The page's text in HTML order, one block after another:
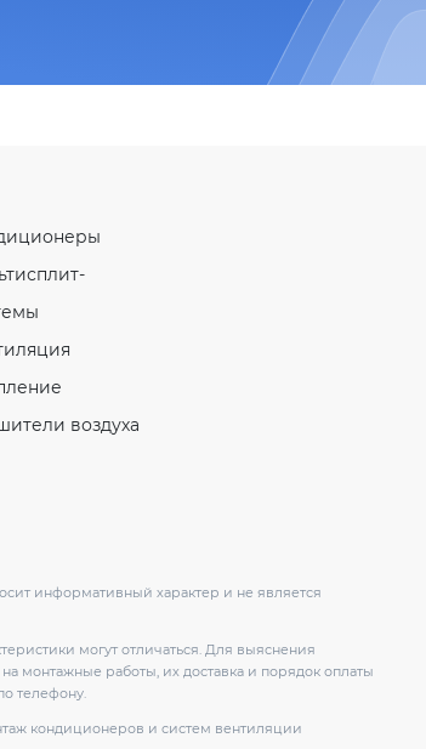
воздуха
информативный характер и не является
могут отличаться. Для выяснения
монтажные работы, их доставка и порядок оплаты
телефону.
кондиционеров и систем вентиляции